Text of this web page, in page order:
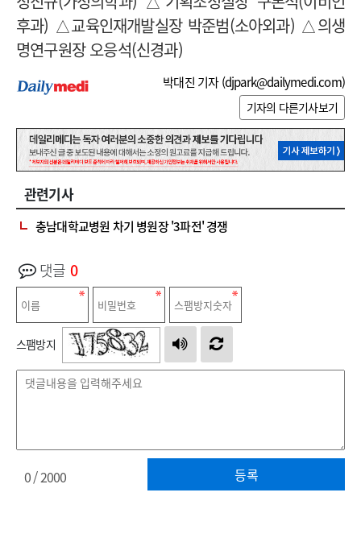
후과) △교육인재개발실장 박준범(소아외과) △의생
명연구원장 오응석(신경과)
박대진 기자 (djpark@dailymedi.com)
기자의 다른기사보기
관련기사
충남대학교병원 차기 병원장 '3파전' 경쟁
댓글 0
스팸방지
등록
0/ 2000